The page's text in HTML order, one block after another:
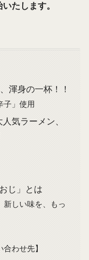
たします。
渾身の一杯！！
子」使用
気ラーメン、
じ」とは
新しい味を、もっ
合わせ先】